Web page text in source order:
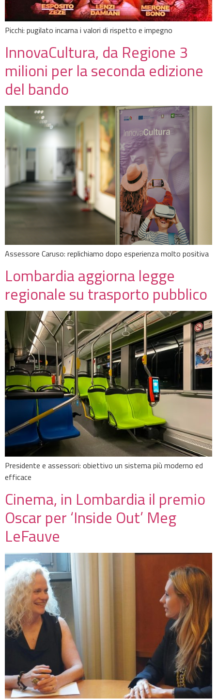
Picchi: pugilato incarna i valori di rispetto e impegno
InnovaCultura, da Regione 3
milioni per la seconda edizione
del bando
Assessore Caruso: replichiamo dopo esperienza molto positiva
Lombardia aggiorna legge
regionale su trasporto pubblico
Presidente e assessori: obiettivo un sistema più moderno ed
efficace
Cinema, in Lombardia il premio
Oscar per ‘Inside Out’ Meg
LeFauve